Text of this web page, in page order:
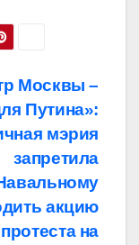
Москвы –
Путина»:
мэрия
запретила
акцию
протеста на